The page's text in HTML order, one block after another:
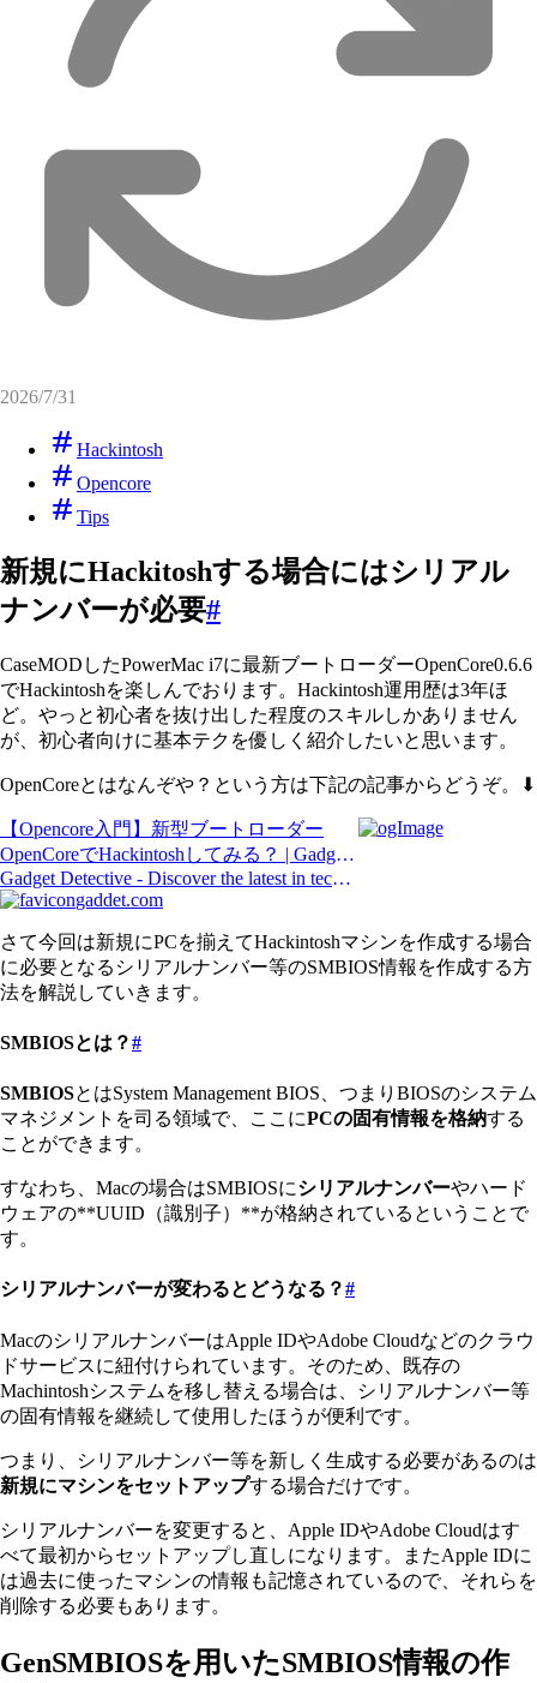
2026/7/31
Hackintosh
Opencore
Tips
新規にHackitoshする場合にはシリアル
ナンバーが必要#
CaseMODしたPowerMac i7に最新ブートローダーOpenCore0.6.6
でHackintoshを楽しんでおります。Hackintosh運用歴は3年ほ
ど。やっと初心者を抜け出した程度のスキルしかありません
が、初心者向けに基本テクを優しく紹介したいと思います。
OpenCoreとはなんぞや？という方は下記の記事からどうぞ。⬇
【Opencore入門】新型ブートローダー
OpenCoreでHackintoshしてみる？ | Gadget
Detective
Gadget Detective - Discover the latest in tech
and gadgetsgaddet.com
さて今回は新規にPCを揃えてHackintoshマシンを作成する場合
に必要となるシリアルナンバー等のSMBIOS情報を作成する方
法を解説していきます。
SMBIOSとは？#
SMBIOSとはSystem Management BIOS、つまりBIOSのシステム
マネジメントを司る領域で、ここにPCの固有情報を格納する
ことができます。
すなわち、Macの場合はSMBIOSにシリアルナンバーやハード
ウェアの**UUID（識別子）**が格納されているということで
す。
シリアルナンバーが変わるとどうなる？#
MacのシリアルナンバーはApple IDやAdobe Cloudなどのクラウ
ドサービスに紐付けられています。そのため、既存の
Machintoshシステムを移し替える場合は、シリアルナンバー等
の固有情報を継続して使用したほうが便利です。
つまり、シリアルナンバー等を新しく生成する必要があるのは
新規にマシンをセットアップする場合だけです。
シリアルナンバーを変更すると、Apple IDやAdobe Cloudはす
べて最初からセットアップし直しになります。またApple IDに
は過去に使ったマシンの情報も記憶されているので、それらを
削除する必要もあります。
GenSMBIOSを用いたSMBIOS情報の作